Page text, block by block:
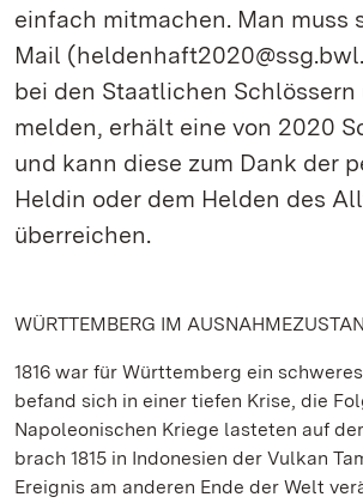
einfach mitmachen. Man muss
Mail
bei den Staatlichen Schlössern
melden, erhält eine von 2020
und kann diese zum Dank der
Heldin oder dem Helden des
überreichen.
WÜRTTEMBERG IM
1816 war für Württemberg ein
befand sich in einer tiefen Krise, die
Napoleonischen Kriege lasteten auf
brach 1815 in Indonesien der Vulkan
Ereignis am anderen Ende der Welt